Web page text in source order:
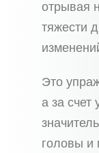
отрывая
тяжести
Это
а за счет
головы и